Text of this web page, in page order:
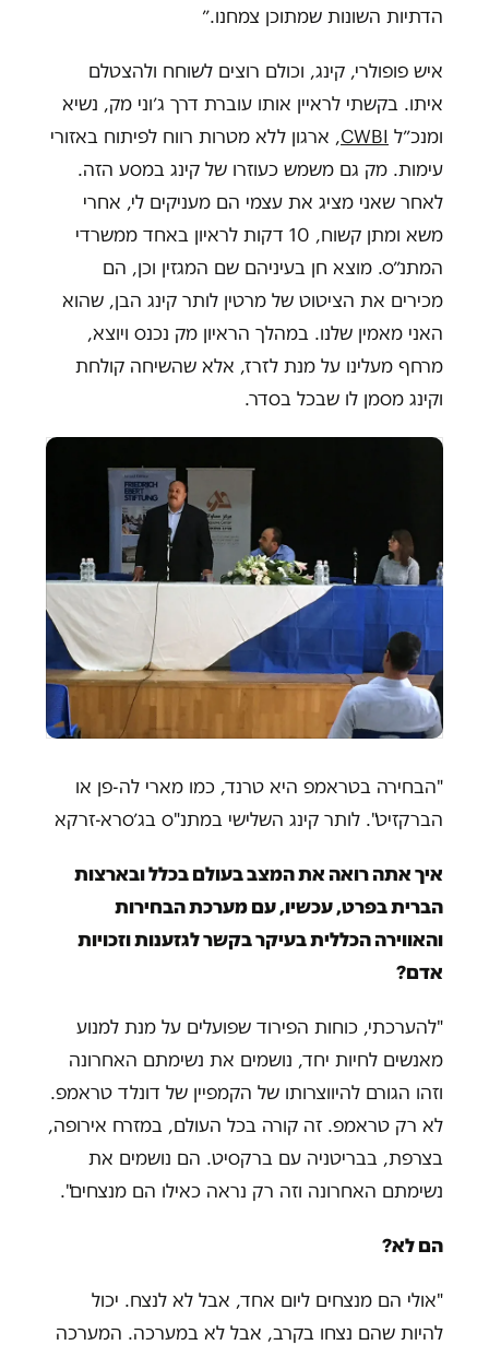
הדתיות השונות שמתוכן צמחנו.״
איש פופולרי, קינג, וכולם רוצים לשוחח ולהצטלם
איתו. בקשתי לראיין אותו עוברת דרך ג׳וני מק, נשיא
ומנכ״ל CWBI, ארגון ללא מטרות רווח לפיתוח באזורי
עימות. מק גם משמש כעוזרו של קינג במסע הזה.
לאחר שאני מציג את עצמי הם מעניקים לי, אחרי
משא ומתן קשוח, 10 דקות לראיון באחד ממשרדי
המתנ״ס. מוצא חן בעיניהם שם המגזין וכן, הם
מכירים את הציטוט של מרטין לותר קינג הבן, שהוא
האני מאמין שלנו. במהלך הראיון מק נכנס ויוצא,
מרחף מעלינו על מנת לזרז, אלא שהשיחה קולחת
וקינג מסמן לו שבכל בסדר.
"הבחירה בטראמפ היא טרנד, כמו מארי לה-פן או
הברקזיט". לותר קינג השלישי במתנ"ס בג׳סרא-זרקא
איך אתה רואה את המצב בעולם בכלל ובארצות
הברית בפרט, עכשיו, עם מערכת הבחירות
והאווירה הכללית בעיקר בקשר לגזענות וזכויות
אדם?
"להערכתי, כוחות הפירוד שפועלים על מנת למנוע
מאנשים לחיות יחד, נושמים את נשימתם האחרונה
וזהו הגורם להיווצרותו של הקמפיין של דונלד טראמפ.
לא רק טראמפ. זה קורה בכל העולם, במזרח אירופה,
בצרפת, בבריטניה עם ברקסיט. הם נושמים את
נשימתם האחרונה וזה רק נראה כאילו הם מנצחים".
הם לא?
"אולי הם מנצחים ליום אחד, אבל לא לנצח. יכול
להיות שהם נצחו בקרב, אבל לא במערכה. המערכה